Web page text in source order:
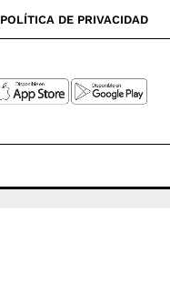
POLÍTICA DE PRIVACIDAD